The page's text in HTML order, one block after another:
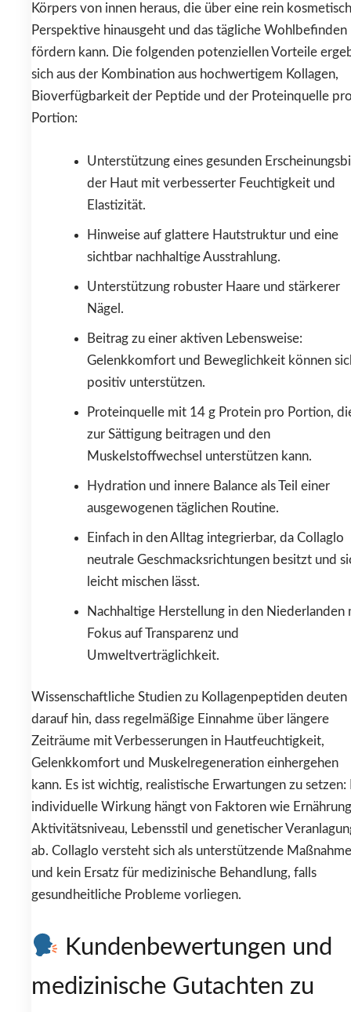
Körpers von innen heraus, die über eine rein
Perspektive hinausgeht und das tägliche Wohlbefinden
fördern kann. Die folgenden potenziellen Vorteile
sich aus der Kombination aus hochwertigem Kollagen,
Bioverfügbarkeit der Peptide und der Proteinquelle
Portion:
Unterstützung eines gesunden
der Haut mit verbesserter Feuchtigkeit und
Elastizität.
Hinweise auf glattere Hautstruktur und eine
sichtbar nachhaltige Ausstrahlung.
Unterstützung robuster Haare und stärkerer
Nägel.
Beitrag zu einer aktiven Lebensweise:
Gelenkkomfort und Beweglichkeit können
positiv unterstützen.
Proteinquelle mit 14 g Protein pro Portion,
zur Sättigung beitragen und den
Muskelstoffwechsel unterstützen kann.
Hydration und innere Balance als Teil einer
ausgewogenen täglichen Routine.
Einfach in den Alltag integrierbar, da Collaglo
neutrale Geschmacksrichtungen besitzt und
leicht mischen lässt.
Nachhaltige Herstellung in den Niederlanden
Fokus auf Transparenz und
Umweltverträglichkeit.
Wissenschaftliche Studien zu Kollagenpeptiden deuten
darauf hin, dass regelmäßige Einnahme über längere
Zeiträume mit Verbesserungen in Hautfeuchtigkeit,
Gelenkkomfort und Muskelregeneration einhergehen
kann. Es ist wichtig, realistische Erwartungen zu setzen:
individuelle Wirkung hängt von Faktoren wie
Aktivitätsniveau, Lebensstil und genetischer
ab. Collaglo versteht sich als unterstützende Maßnahme
und kein Ersatz für medizinische Behandlung, falls
gesundheitliche Probleme vorliegen.
Kundenbewertungen und
medizinische Gutachten zu